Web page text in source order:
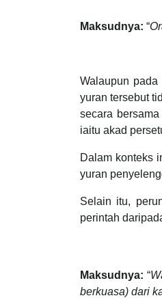
Maksudnya: “
Walaupun
yuran tersebut
secara
iaitu akad
Dalam konteks
yuran
Selain itu,
perintah
Maksudnya: “
berkuasa) dari